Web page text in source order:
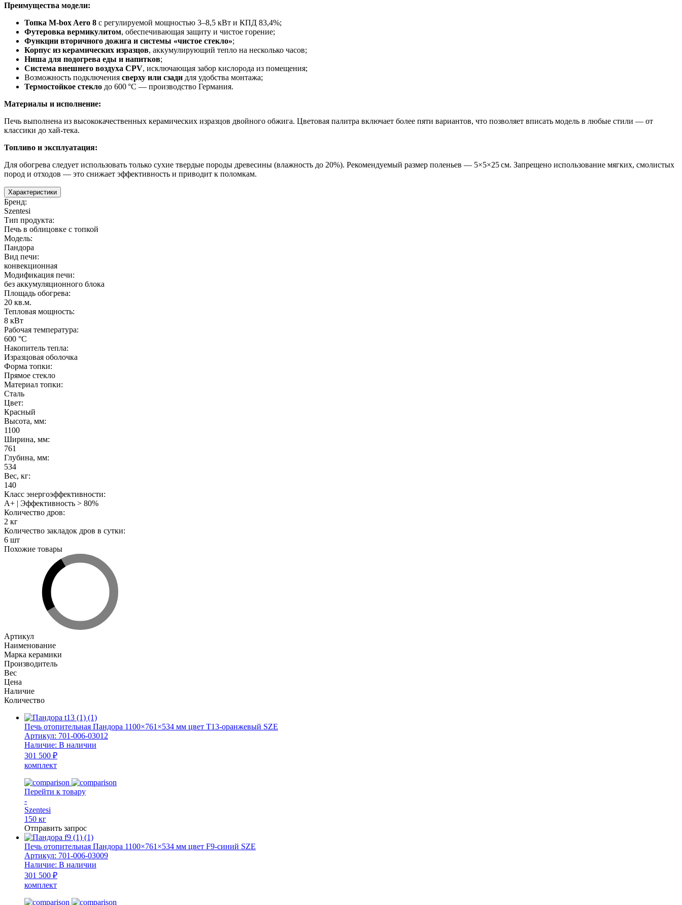
Преимущества модели:
Топка M-box Aero 8 с регулируемой мощностью 3–8,5 кВт и КПД 83,4%;
Футеровка вермикулитом, обеспечивающая защиту и чистое горение;
Функции вторичного дожига и системы «чистое стекло»;
Корпус из керамических изразцов, аккумулирующий тепло на несколько часов;
Ниша для подогрева еды и напитков;
Система внешнего воздуха CPV, исключающая забор кислорода из помещения;
Возможность подключения сверху или сзади для удобства монтажа;
Термостойкое стекло до 600 °C — производство Германия.
Материалы и исполнение:
Печь выполнена из высококачественных керамических изразцов двойного обжига. Цветовая палитра включает более пяти вариантов, что позволяет вписать модель в любые стили — от
классики до хай-тека.
Топливо и эксплуатация:
Для обогрева следует использовать только сухие твердые породы древесины (влажность до 20%). Рекомендуемый размер поленьев — 5×5×25 см. Запрещено использование мягких, смолистых
пород и отходов — это снижает эффективность и приводит к поломкам.
Характеристики
Бренд:
Szentesi
Тип продукта:
Печь в облицовке с топкой
Модель:
Пандора
Вид печи:
конвекционная
Модификация печи:
без аккумуляционного блока
Площадь обогрева:
20 кв.м.
Тепловая мощность:
8 кВт
Рабочая температура:
600 °С
Накопитель тепла:
Изразцовая оболочка
Форма топки:
Прямое стекло
Материал топки:
Сталь
Цвет:
Красный
Высота, мм:
1100
Ширина, мм:
761
Глубина, мм:
534
Вес, кг:
140
Класс энергоэффективности:
А+ | Эффективность > 80%
Количество дров:
2 кг
Количество закладок дров в сутки:
6 шт
Похожие товары
Артикул
Наименование
Марка керамики
Производитель
Вес
Цена
Наличие
Количество
Печь отопительная Пандора 1100×761×534 мм цвет Т13-оранжевый SZE
Артикул: 701-006-03012
Наличие: В наличии
301 500 ₽
комплект
Перейти к товару
-
Szentesi
150 кг
Отправить запрос
Печь отопительная Пандора 1100×761×534 мм цвет F9-синий SZE
Артикул: 701-006-03009
Наличие: В наличии
301 500 ₽
комплект